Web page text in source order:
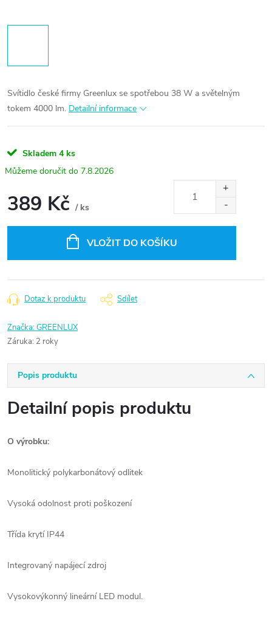
Svítidlo české firmy Greenlux se spotřebou 38 W a světelným
tokem 4000 lm. Detailní informace
Skladem 4 ks
7.8.2026
389 Kč / ks
VLOŽIT DO KOŠÍKU
Dotaz k produktu Sdílet
Značka:GREENLUX
Záruka: 2 roky
Popis produktu
Detailní popis produktu
O výrobku:
Monolitický polykarbonátový odlitek
Vysoká odolnost proti poškození
Třída krytí IP44
Integrovaný napájecí zdroj
Vysokovýkonný lineární LED modul.